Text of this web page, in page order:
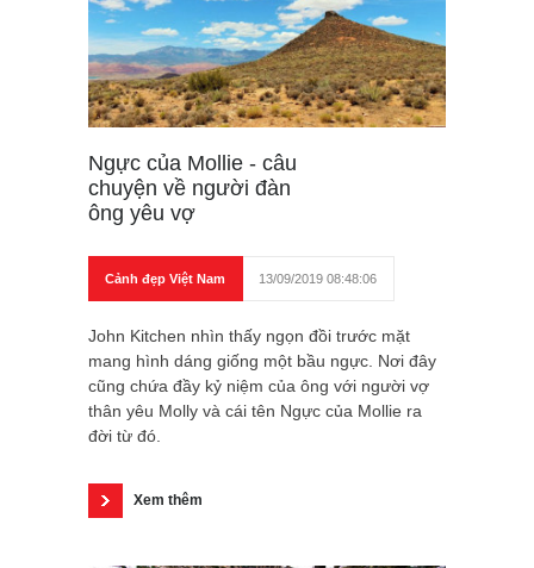
Ngực của Mollie - câu
chuyện về người đàn
ông yêu vợ
Cảnh đẹp Việt Nam 13/09/2019 08:48:06
John Kitchen nhìn thấy ngọn đồi trước mặt
mang hình dáng giống một bầu ngực. Nơi đây
cũng chứa đầy kỷ niệm của ông với người vợ
thân yêu Molly và cái tên Ngực của Mollie ra
đời từ đó.
Xem thêm